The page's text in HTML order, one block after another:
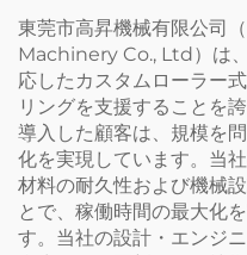
東莞市高昇機械有限公
Machinery Co., Ltd）は
応したカスタムローラー
リングを支援することを
導入した顧客は、規模を
化を実現しています。当
材料の耐久性および機械
とで、稼働時間の最大化
す。当社の設計・エンジ